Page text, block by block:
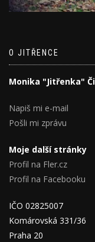
O JITŘENCE
Monika "Jitřenka"
Napiš mi e-mail
Pošli mi zprávu
Moje další stránky
Profil na Fler.cz
Profil na Facebooku
IČO 02825007
Komárovská 331/36
Praha 20